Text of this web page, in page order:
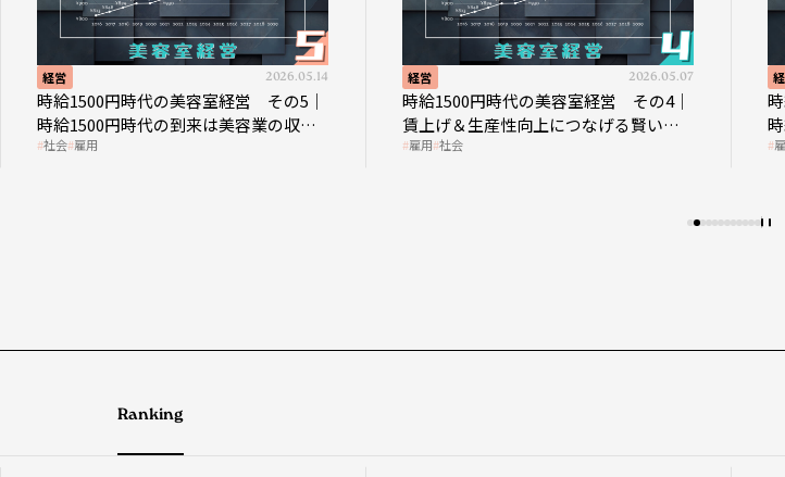
時給1500円時代の美容室経営 その4｜
賃上げ＆生産性向上につなげる賢い助
時給1500円時代の美容室経営 その3｜
時給1500円時代、美容業はどのような
Ranking